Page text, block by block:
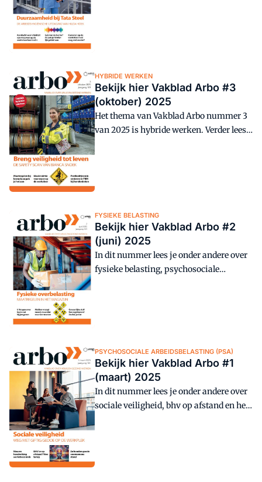
HYBRIDE WERKEN
Bekijk hier Vakblad Arbo #3
(oktober) 2025
Het thema van Vakblad Arbo nummer 3
van 2025 is hybride werken. Verder lees
je in dit nummer onder andere over
lasrook, ademhalingsbescherming en
FYSIEKE BELASTING
Bekijk hier Vakblad Arbo #2
(juni) 2025
In dit nummer lees je onder andere over
fysieke belasting, psychosociale
PSYCHOSOCIALE ARBEIDSBELASTING (PSA)
Bekijk hier Vakblad Arbo #1
(maart) 2025
In dit nummer lees je onder andere over
sociale veiligheid, bhv op afstand en het
voornemens.